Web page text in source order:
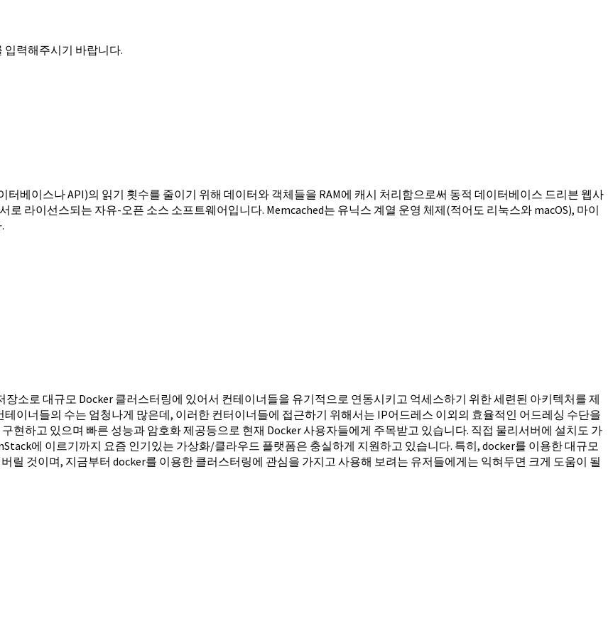
입력해주시기 바랍니다.
터베이스나 API)의 읽기 횟수를 줄이기 위해 데이터와 객체들을 RAM에 캐시 처리함으로써 동적 데이터베이스 드리븐 웹사
로 라이선스되는 자유-오픈 소스 소프트웨어입니다. Memcached는 유닉스 계열 운영 체제(적어도 리눅스와 macOS), 마이
소로 대규모 Docker 클러스터링에 있어서 컨테이너들을 유기적으로 연동시키고 억세스하기 위한 세련된 아키텍처를 제
이너들의 수는 엄청나게 많은데, 이러한 컨터이너들에 접근하기 위해서는 IP어드레스 이외의 효율적인 어드레싱 수단을
현하고 있으며 빠른 성능과 암호화 제공등으로 현재 Docker 사용자들에게 주목받고 있습니다. 직접 물리서버에 설치도 가
에 이르기까지 요즘 인기있는 가상화/클라우드 플랫폼은 충실하게 지원하고 있습니다. 특히, docker를 이용한 대규모
릴 것이며, 지금부터 docker를 이용한 클러스터링에 관심을 가지고 사용해 보려는 유저들에게는 익혀두면 크게 도움이 될